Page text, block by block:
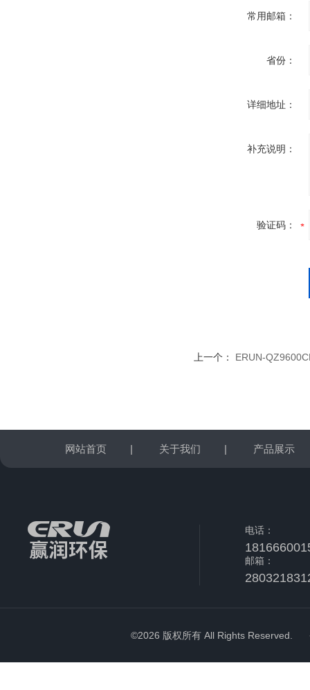
常用邮箱：
省份：
详细地址：
补充说明：
验证码：
上一个： ERUN-
网站首页 | 关于我们 | 产品展示
电话：
邮箱：
©2026 版权所有 All Rights Reserved.